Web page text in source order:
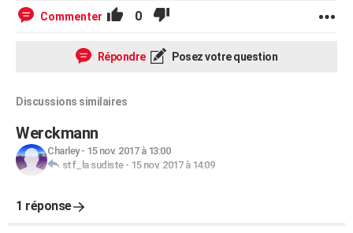
Commenter 0
Répondre Posez votre question
Discussions similaires
Werckmann
Charley- 15 nov. 2017 à 13:00
stf_la sudiste- 15 nov. 2017 à 14:09
1 réponse